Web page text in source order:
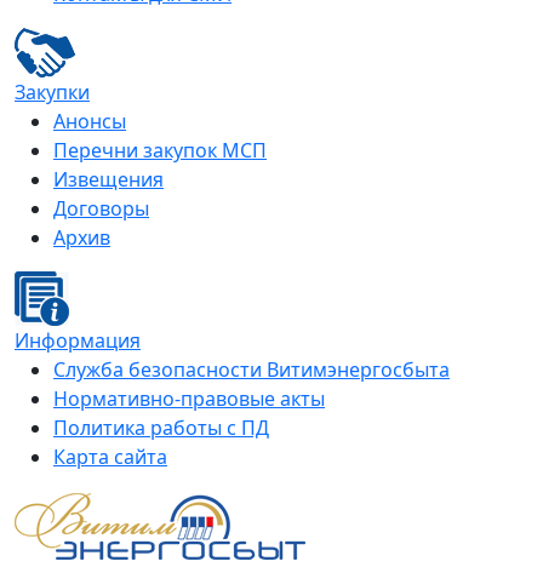
Закупки
Анонсы
Перечни закупок МСП
Извещения
Договоры
Архив
Информация
Служба безопасности Витимэнергосбыта
Нормативно-правовые акты
Политика работы с ПД
Карта сайта